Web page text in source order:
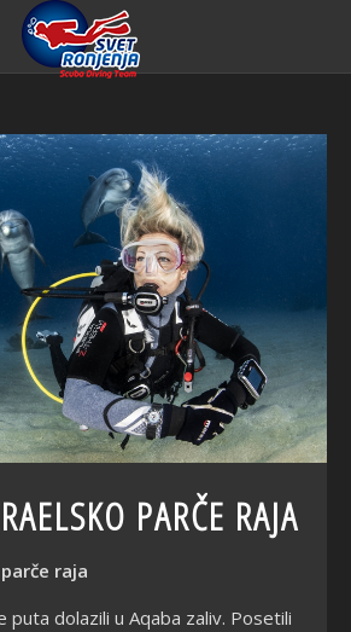
PARČE RAJA
raja
puta dolazili u Aqaba zaliv. Posetili